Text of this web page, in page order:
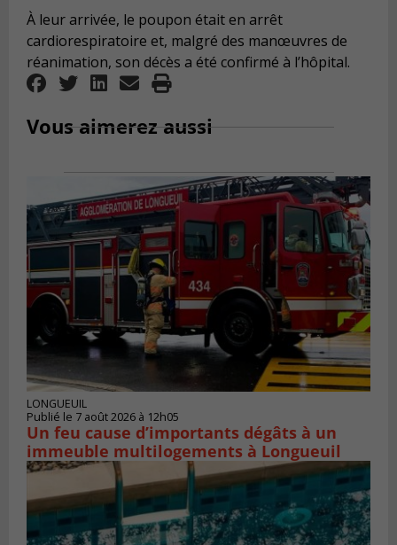
À leur arrivée, le poupon était en arrêt
cardiorespiratoire et, malgré des manœuvres de
réanimation, son décès a été confirmé à l’hôpital.
Vous aimerez aussi
LONGUEUIL
Publié le 7 août 2026 à 12h05
Un feu cause d’importants dégâts à un
immeuble multilogements à Longueuil